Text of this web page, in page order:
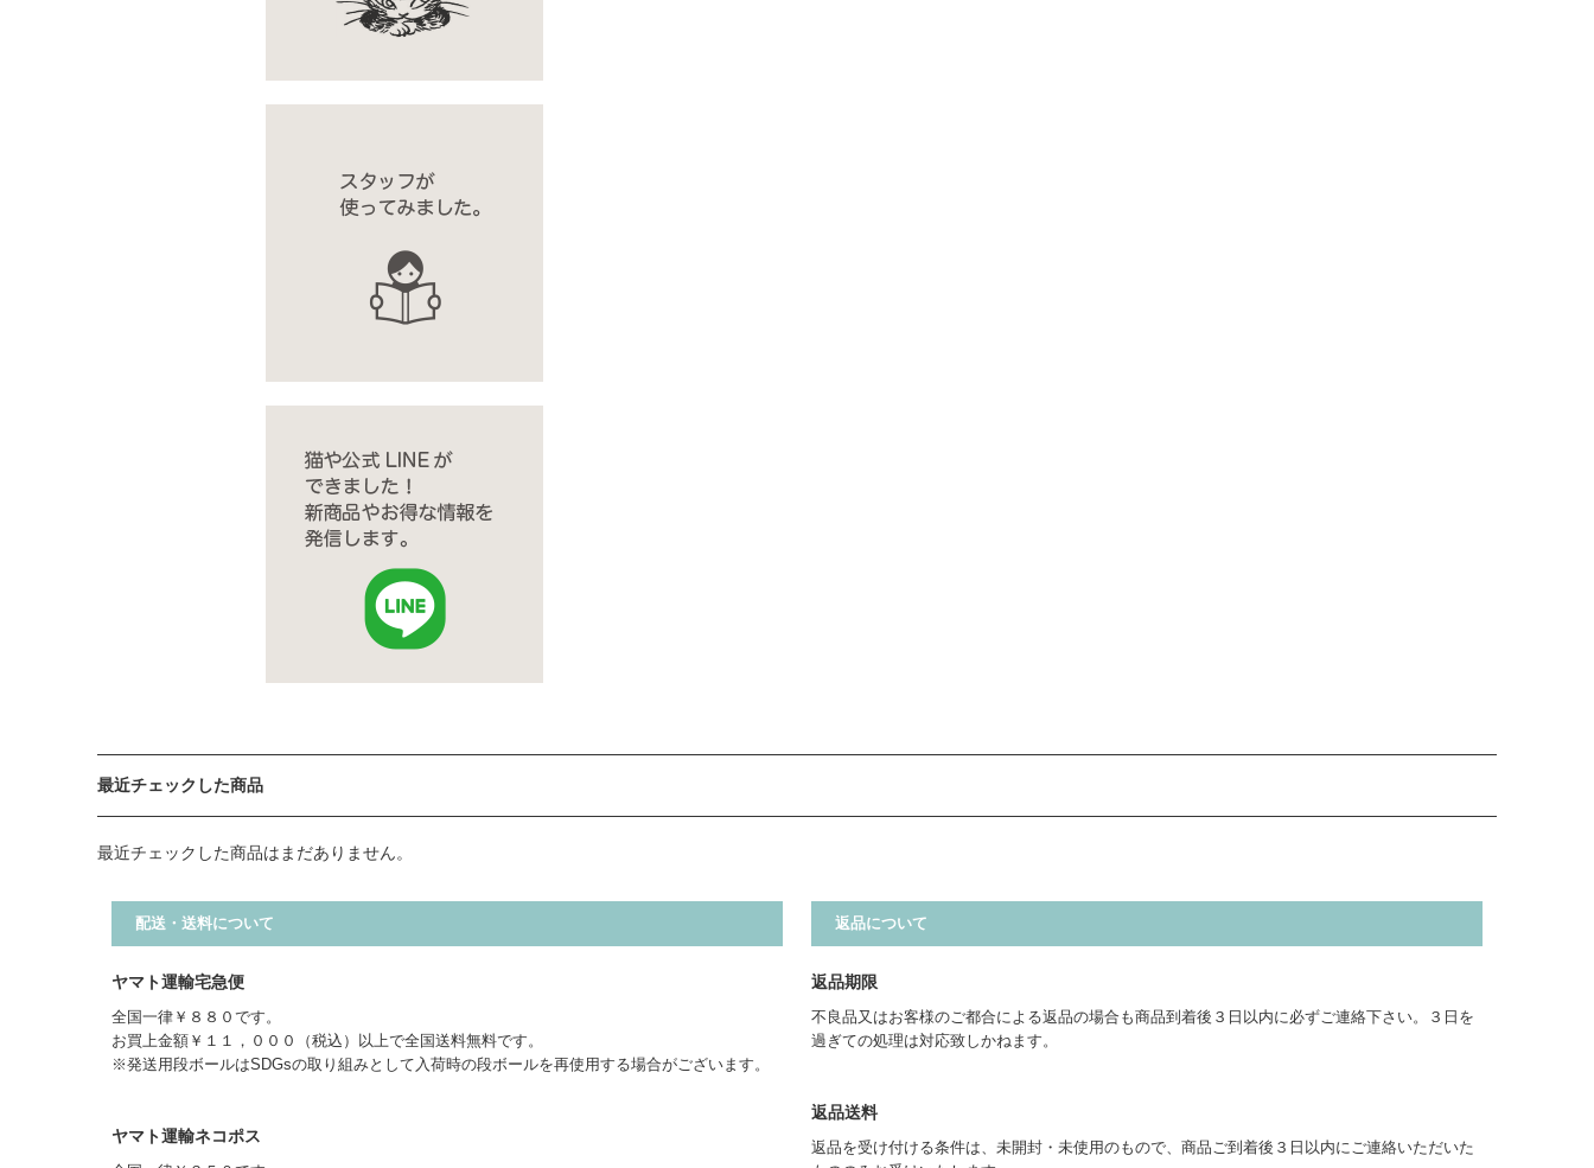
最近チェックした商品
最近チェックした商品はまだありません。
配送・送料について
ヤマト運輸宅急便
全国一律￥８８０です。
お買上金額￥１１，０００（税込）以上で全国送料無料です。
※発送用段ボールはSDGsの取り組みとして入荷時の段ボールを再使用する場合がございます。
ヤマト運輸ネコポス
返品について
返品期限
不良品又はお客様のご都合による返品の場合も商品到着後３日以内に必ずご連絡下さい。３日を
過ぎての処理は対応致しかねます。
返品送料
返品を受け付ける条件は、未開封・未使用のもので、商品ご到着後３日以内にご連絡いただいた